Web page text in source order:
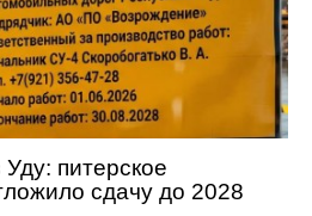
питерское
сдачу до 2028